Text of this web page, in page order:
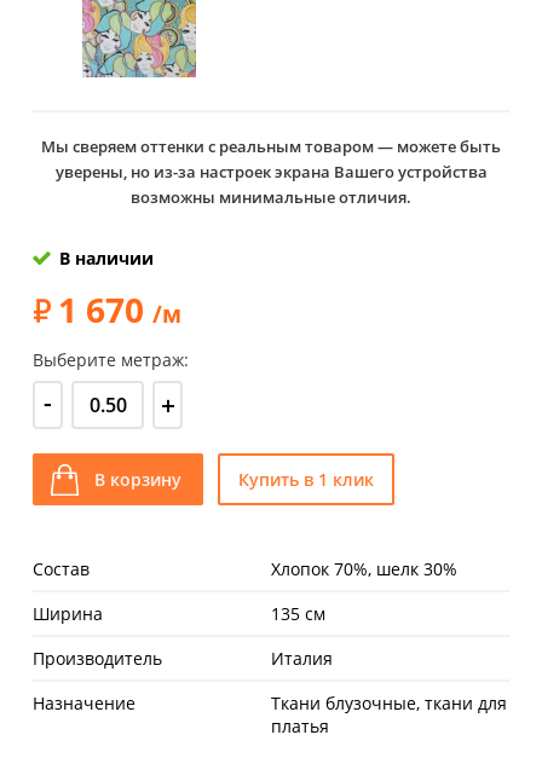
Мы сверяем оттенки с реальным товаром — можете быть
уверены, но из-за настроек экрана Вашего устройства
возможны минимальные отличия.
В наличии
1 670 /м
Выберите метраж:
- +
В корзину Купить в 1 клик
Состав
Хлопок 70%, шелк 30%
Ширина
135 см
Производитель
Италия
Назначение
Ткани блузочные, ткани для
платья